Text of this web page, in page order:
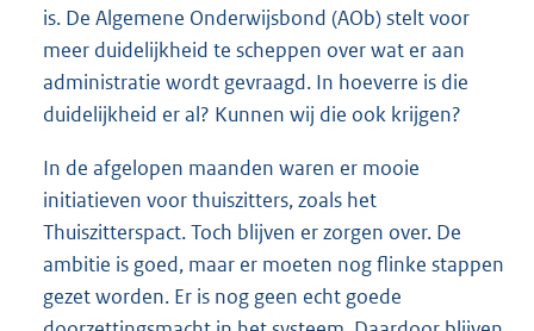
is. De Algemene Onderwijsbond (AOb) stelt voor
meer duidelijkheid te scheppen over wat er aan
administratie wordt gevraagd. In hoeverre is die
duidelijkheid er al? Kunnen wij die ook krijgen?
In de afgelopen maanden waren er mooie
initiatieven voor thuiszitters, zoals het
Thuiszitterspact. Toch blijven er zorgen over. De
ambitie is goed, maar er moeten nog flinke stappen
gezet worden. Er is nog geen echt goede